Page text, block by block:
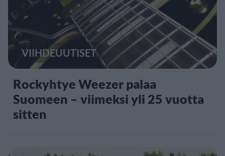
VIIHDEUUTISET
Rockyhtye Weezer palaa
Suomeen – viimeksi yli 25 vuotta
sitten